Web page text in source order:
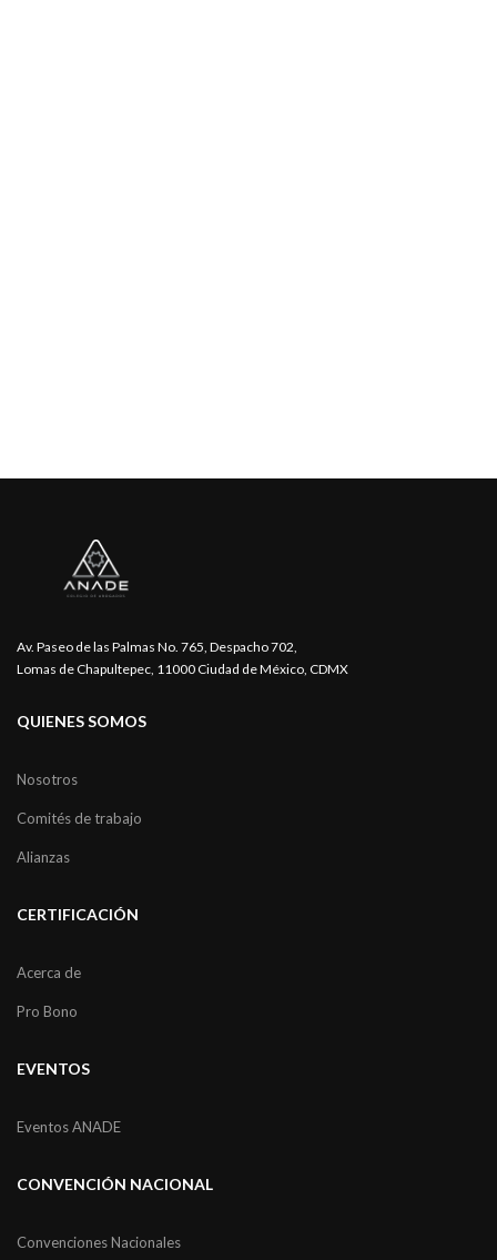
Av. Paseo de las Palmas No. 765, Despacho 702,
Lomas de Chapultepec, 11000 Ciudad de México, CDMX
QUIENES SOMOS
Nosotros
Comités de trabajo
Alianzas
CERTIFICACIÓN
Acerca de
Pro Bono
EVENTOS
Eventos ANADE
CONVENCIÓN NACIONAL
Convenciones Nacionales